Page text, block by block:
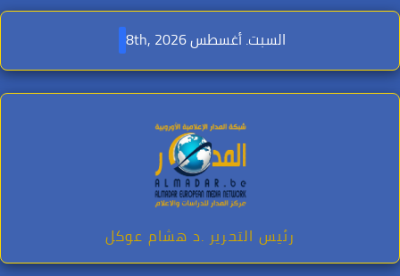
Skip
content
السبت. أغسطس 8th, 2026
رئيس التحرير .د هشام عوكل